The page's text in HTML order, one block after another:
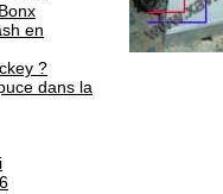
en
?
dans la